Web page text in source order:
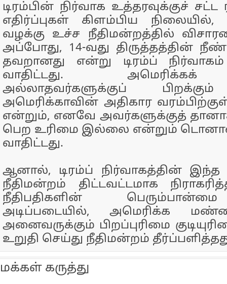
டிரம்பின் நிர்வாக உத்தரவுக்குச்
எதிர்ப்புகள் கிளம்பிய
வழக்கு உச்ச நீதிமன்றத்தில்
அப்போது, 14-வது திருத்தத்தின்
தவறானது என்று டிரம்ப்
வாதிட்டது. அமெரிக்கக்
அல்லாதவர்களுக்குப்
அமெரிக்காவின் அதிகார
என்றும், எனவே அவர்களுக்குத்
பெற உரிமை இல்லை என்றும்
வாதிட்டது.
ஆனால், டிரம்ப் நிர்வாகத்தின்
நீதிமன்றம் திட்டவட்டமாக
நீதிபதிகளின்
அடிப்படையில், அமெரிக்க
அனைவருக்கும் பிறப்புரிமை
உறுதி செய்து நீதிமன்றம்
மக்கள் கருத்து